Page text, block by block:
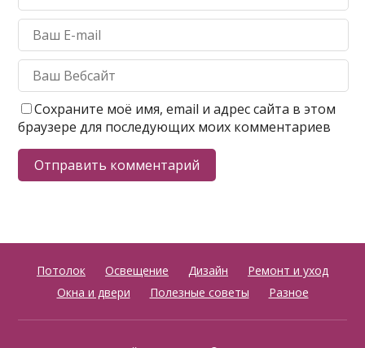
Сохраните моё имя, email и адрес сайта в этом
браузере для последующих моих комментариев
Потолок Освещение Дизайн
Ремонт и уход
Окна и двери
Полезные советы Разное